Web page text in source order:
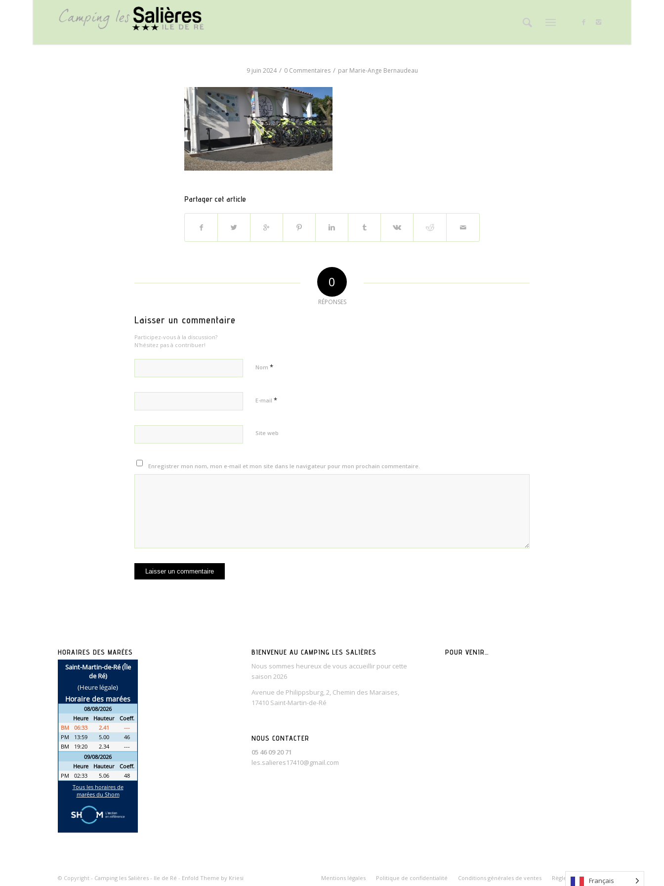
9 juin 2024 / 0 Commentaires / par Marie-Ange Bernaudeau
Partager cet article
0
RÉPONSES
Laisser un commentaire
Participez-vous à la discussion?
N'hésitez pas à contribuer!
Nom *
E-mail *
Site web
Enregistrer mon nom, mon e-mail et mon site dans le navigateur pour mon prochain commentaire.
HORAIRES DES MARÉES BIENVENUE AU CAMPING LES SALIÈRES
Nous sommes heureux de vous accueillir pour cette
saison 2026
Avenue de Philippsburg, 2, Chemin des Maraises,
17410 Saint-Martin-de-Ré
NOUS CONTACTER
05 46 09 20 71
les.salieres17410@gmail.com
POUR VENIR…
© Copyright - Camping les Salières - Ile de Ré - Enfold Theme by Kriesi Mentions légales Politique de confidentialité Conditions générales de ventes Règlement intérieur
Français